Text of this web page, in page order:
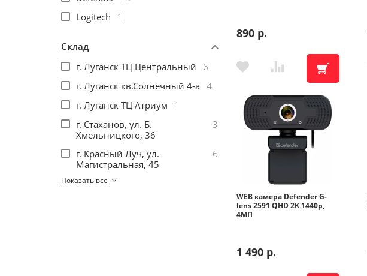
Logitech
1
Склад
г. Луганск ТЦ Центральный
6
г. Луганск кв.Солнечный 4-а 4
г. Луганск ТЦ Атриум
1
г. Стаханов, ул. Б.
Хмельницкого, 36
3
г. Красный Луч, ул.
Магистральная, 45
6
Показать все
890 р.
WEB камера Defender G-
lens 2591 QHD 2K 1440p,
4МП
1 490 р.
Гарантия
Оплата частями
Подарочные сертификаты
Бонусная программа